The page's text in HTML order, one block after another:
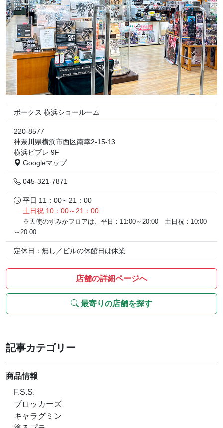
ボークス 横浜ショールーム
220-8577
神奈川県横浜市西区南幸2-15-13
横浜ビブレ 9F
Googleマップ
045-321-7871
平日 11：00～21：00
土日祝 10：00～21：00
※天使のすみかフロアは、平日：11:00～20:00 土日祝：10:00
～20:00
定休日：無し／ビルの休館日は休業
店舗の詳細ページへ
最寄りの店舗を探す
記事カテゴリー
商品情報
F.S.S.
ブロッカーズ
キャラグミン